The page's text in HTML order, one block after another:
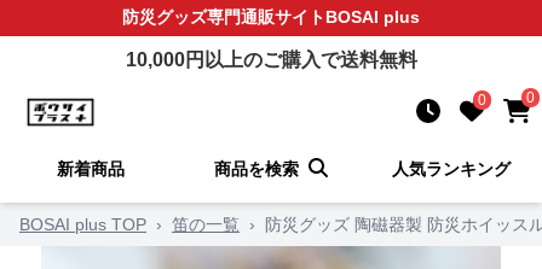
防災グッズ専門通販サイトBOSAI plus
10,000円以上のご購入で送料無料
0 0
新着商品 商品を検索 人気ランキング
BOSAI plus TOP › 笛の一覧 › 防災グッズ 陶磁器製 防災ホイッス